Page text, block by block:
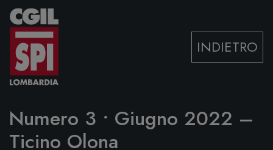
Vai al contenuto
INDIETRO
Numero 3 • Giugno 2022 –
Ticino Olona